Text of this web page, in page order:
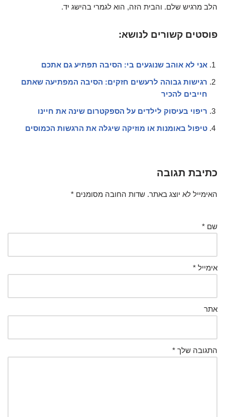
הלב מרגיש שלם. והבית הזה, הוא לגמרי בהישג יד.
פוסטים קשורים לנושא:
אני לא אוהב שנוגעים בי: הסיבה תפתיע גם אתכם
רגישות גבוהה לרעשים חזקים: הסיבה המפתיעה שאתם
חייבים להכיר
ריפוי בעיסוק לילדים על הספקטרום שינה את חיינו
טיפול באומנות או מוזיקה שיגלה את הרגשות הכמוסים
כתיבת תגובה
האימייל לא יוצג באתר. שדות החובה מסומנים *
שם *
אימייל *
אתר
התגובה שלך *